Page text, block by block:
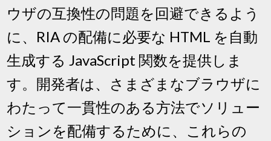
ウザの互換性の問題を回避できるよう
に、RIA の配備に必要な HTML を自動
生成する JavaScript 関数を提供しま
す。開発者は、さまざまなブラウザに
わたって一貫性のある方法でソリュー
ションを配備するために、これらの